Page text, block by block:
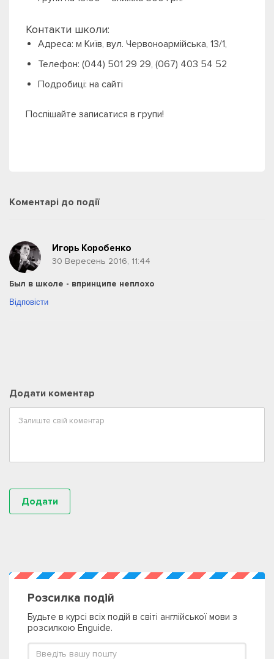
Контакти школи:
Адреса: м Київ, вул. Червоноармійська, 13/1,
Телефон: (044) 501 29 29, (067) 403 54 52
Подробиці: на сайті
Поспішайте записатися в групи!
Коментарі до події
Игорь Коробенко
30 Вересень 2016, 11:44
Был в школе - впринципе неплохо
Відповісти
Додати коментар
Розсилка подій
Будьте в курсі всіх подій в світі англійської мови з
розсилкою Enguide.